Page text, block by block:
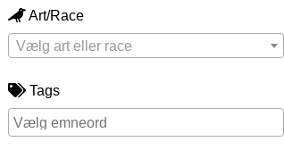
Art/Race
Vælg art eller race
Tags